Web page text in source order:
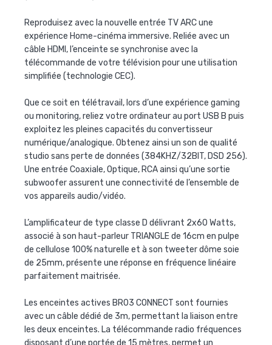
Reproduisez avec la nouvelle entrée TV ARC une
expérience Home-cinéma immersive. Reliée avec un
câble HDMI, l’enceinte se synchronise avec la
télécommande de votre télévision pour une utilisation
simplifiée (technologie CEC).
Que ce soit en télétravail, lors d’une expérience gaming
ou monitoring, reliez votre ordinateur au port USB B puis
exploitez les pleines capacités du convertisseur
numérique/analogique. Obtenez ainsi un son de qualité
studio sans perte de données (384KHZ/32BIT, DSD 256).
Une entrée Coaxiale, Optique, RCA ainsi qu’une sortie
subwoofer assurent une connectivité de l’ensemble de
vos appareils audio/vidéo.
L’amplificateur de type classe D délivrant 2x60 Watts,
associé à son haut-parleur TRIANGLE de 16cm en pulpe
de cellulose 100% naturelle et à son tweeter dôme soie
de 25mm, présente une réponse en fréquence linéaire
parfaitement maitrisée.
Les enceintes actives BR03 CONNECT sont fournies
avec un câble dédié de 3m, permettant la liaison entre
les deux enceintes. La télécommande radio fréquences